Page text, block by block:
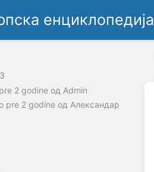
енциклопедија
pre 2 godine oд Admin
pre 2 godine од Александар